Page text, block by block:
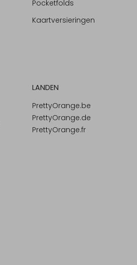
Pocketfolds
Kaartversieringen
LANDEN
PrettyOrange.be
PrettyOrange.de
PrettyOrange.fr